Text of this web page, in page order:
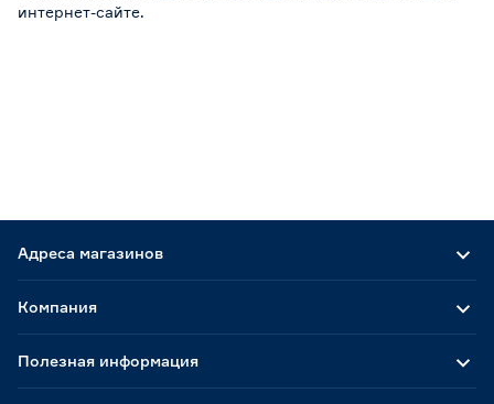
интернет-сайте.
Адреса магазинов
Компания
Полезная информация